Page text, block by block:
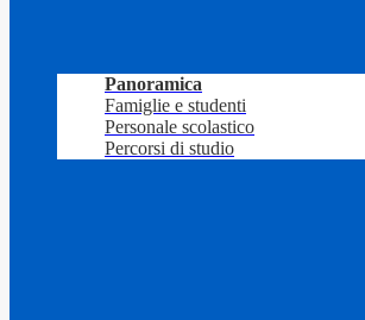
Panoramica
Famiglie e studenti
Personale scolastico
Percorsi di studio